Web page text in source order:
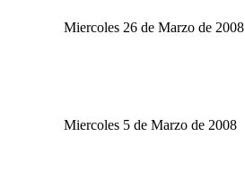
Miercoles 26 de Marzo de 2008
Miercoles 5 de Marzo de 2008